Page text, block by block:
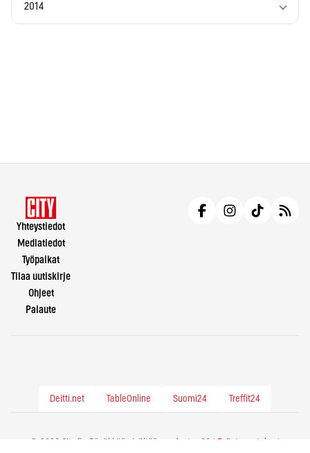
2014
Yhteystiedot
Mediatiedot
Työpaikat
Tilaa uutiskirje
Ohjeet
Palaute
Deitti.net TableOnline Suomi24 Treffit24